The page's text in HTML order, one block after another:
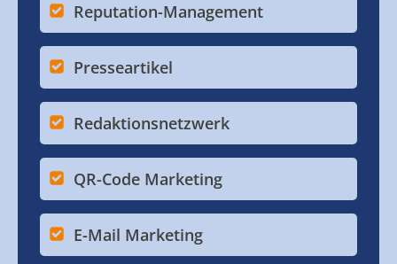
Reputation-Management
Presseartikel
Redaktionsnetzwerk
QR-Code Marketing
E-Mail Marketing